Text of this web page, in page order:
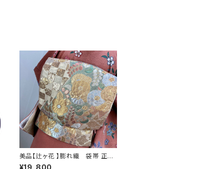
美品【辻ヶ花 】膨れ織 袋帯 正絹
q269